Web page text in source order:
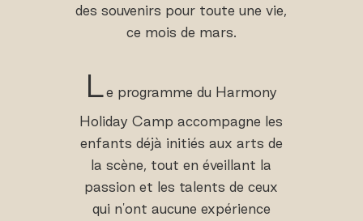
des souvenirs pour toute une vie,
ce mois de mars.
Le programme du Harmony
Holiday Camp accompagne les
enfants déjà initiés aux arts de
la scène, tout en éveillant la
passion et les talents de ceux
qui n'ont aucune expérience